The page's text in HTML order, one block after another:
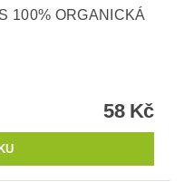
100% ORGANICKÁ
58 Kč